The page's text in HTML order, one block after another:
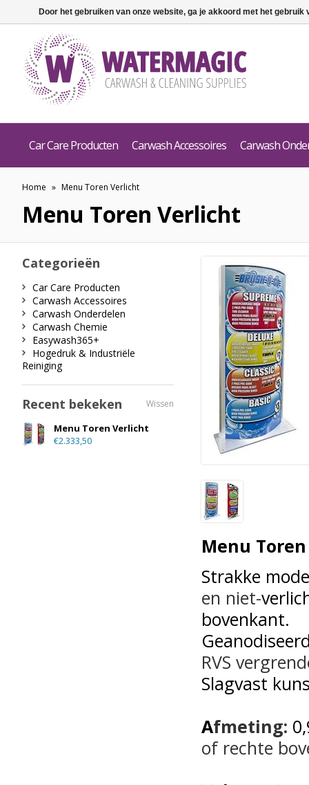
Car Care Producten Carwash Accessoires Carwash
Home » Menu Toren Verlicht
Menu Toren Verlicht
Menu Toren
Strakke
en niet-
bovenkant.
RVS
Slagvast
Afmeting:
of rechte
Categorieën
Car Care Producten
Carwash Accessoires
Carwash Onderdelen
Carwash Chemie
Easywash365+
Hogedruk & Industriële
Reiniging
Recent bekeken Wissen
Menu Toren Verlicht
€2.333,50
Door het gebruiken van onze website, ga je akkoord met het